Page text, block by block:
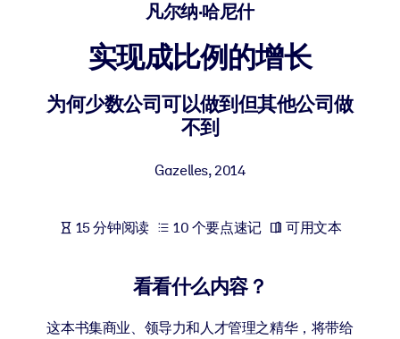
面向 LMS/LXP
将简短且经过验证的知识引入您的 LMS/LXP，以获得更强的学习效
面向人工智能系统
凡尔纳·哈尼什
实现成比例的增长
为何少数公司可以做到但其他公司做
不到
Gazelles,2014
15 分钟阅读 10 个要点速记 可用文本
看看什么内容？
这本书集商业、领导力和人才管理之精华，将带给